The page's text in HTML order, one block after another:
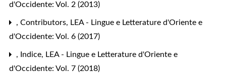
d'Occidente: Vol. 2 (2013)
, Contributors, LEA - Lingue e Letterature d'Oriente e
d'Occidente: Vol. 6 (2017)
, Indice, LEA - Lingue e Letterature d'Oriente e
d'Occidente: Vol. 7 (2018)